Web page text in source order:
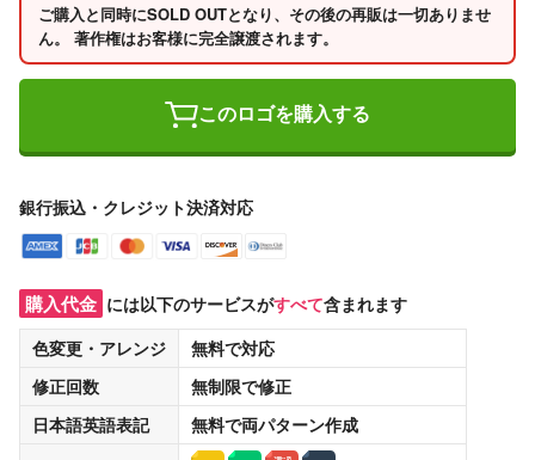
ご購入と同時にSOLD OUTとなり、その後の再販は一切ありませ
ん。 著作権はお客様に完全譲渡されます。
このロゴを購入する
銀行振込・クレジット決済対応
購入代金 には以下のサービスがすべて含まれます
色変更・アレンジ
無料で対応
修正回数
無制限で修正
日本語英語表記
無料で両パターン作成